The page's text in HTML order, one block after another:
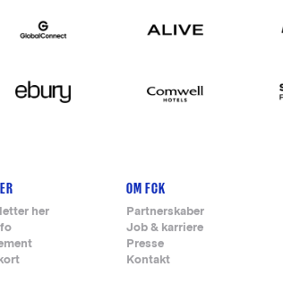
her
OM FCK
Partnerskaber
Job & karriere
Presse
Kontakt